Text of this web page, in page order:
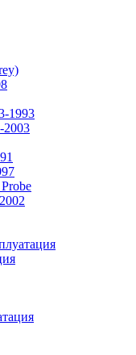
1993
2003